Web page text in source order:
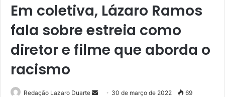
Em coletiva, Lázaro Ramos
fala sobre estreia como
diretor e filme que aborda o
racismo
Redação Lazaro Duarte
Mande30 de março de 2022 69